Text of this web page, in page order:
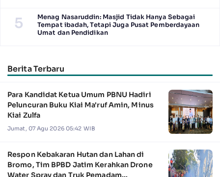
5
Menag Nasaruddin: Masjid Tidak Hanya Sebagai
Tempat ibadah, Tetapi Juga Pusat Pemberdayaan
Umat dan Pendidikan
Berita Terbaru
Para Kandidat Ketua Umum PBNU Hadiri
Peluncuran Buku Kiai Ma'ruf Amin, Minus
Kiai Zulfa
Jumat, 07 Agu 2026 05:42 WIB
Respon Kebakaran Hutan dan Lahan di
Bromo, Tim BPBD Jatim Kerahkan Drone
Water Spray dan Truk Pemadam